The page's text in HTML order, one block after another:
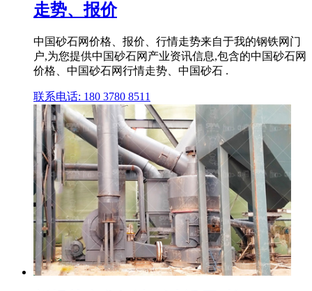
走势、报价
中国砂石网价格、报价、行情走势来自于我的钢铁网门
户,为您提供中国砂石网产业资讯信息,包含的中国砂石网
价格、中国砂石网行情走势、中国砂石 .
联系电话: 180 3780 8511